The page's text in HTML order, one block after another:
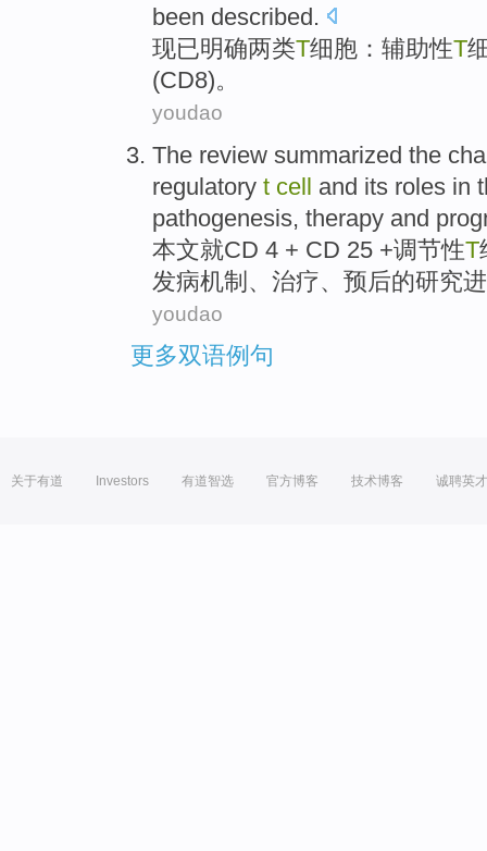
been described.
现已明确两类T细胞：辅助性T
(CD8)。
youdao
The review summarized the
regulatory t cell and its roles in
pathogenesis, therapy and
本文就CD 4 + CD 25 +调节性T
发病机制 、 治疗、 预后的研究
youdao
更多双语例句
关于有道 Investors 有道智选 官方博客 技术博客 诚聘英才